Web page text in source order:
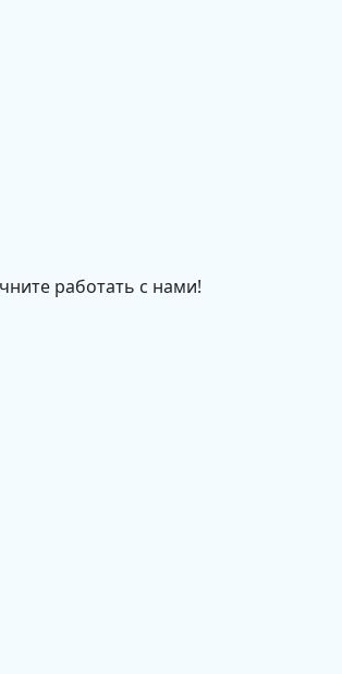
работать с нами!